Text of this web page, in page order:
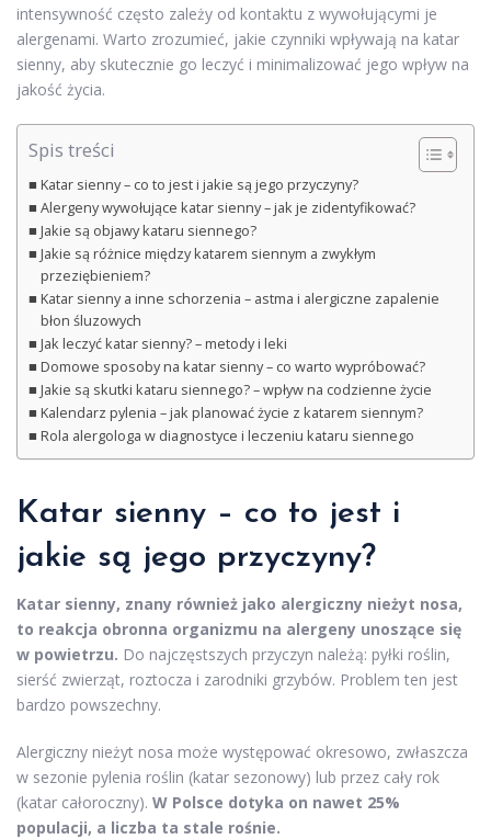
intensywność często zależy od kontaktu z wywołującymi je
alergenami. Warto zrozumieć, jakie czynniki wpływają na katar
sienny, aby skutecznie go leczyć i minimalizować jego wpływ na
jakość życia.
Spis treści
Katar sienny – co to jest i jakie są jego przyczyny?
Alergeny wywołujące katar sienny – jak je zidentyfikować?
Jakie są objawy kataru siennego?
Jakie są różnice między katarem siennym a zwykłym
przeziębieniem?
Katar sienny a inne schorzenia – astma i alergiczne zapalenie
błon śluzowych
Jak leczyć katar sienny? – metody i leki
Domowe sposoby na katar sienny – co warto wypróbować?
Jakie są skutki kataru siennego? – wpływ na codzienne życie
Kalendarz pylenia – jak planować życie z katarem siennym?
Rola alergologa w diagnostyce i leczeniu kataru siennego
Katar sienny – co to jest i
jakie są jego przyczyny?
Katar sienny, znany również jako alergiczny nieżyt nosa,
to reakcja obronna organizmu na alergeny unoszące się
w powietrzu. Do najczęstszych przyczyn należą: pyłki roślin,
sierść zwierząt, roztocza i zarodniki grzybów. Problem ten jest
bardzo powszechny.
Alergiczny nieżyt nosa może występować okresowo, zwłaszcza
w sezonie pylenia roślin (katar sezonowy) lub przez cały rok
(katar całoroczny). W Polsce dotyka on nawet 25%
populacji, a liczba ta stale rośnie.